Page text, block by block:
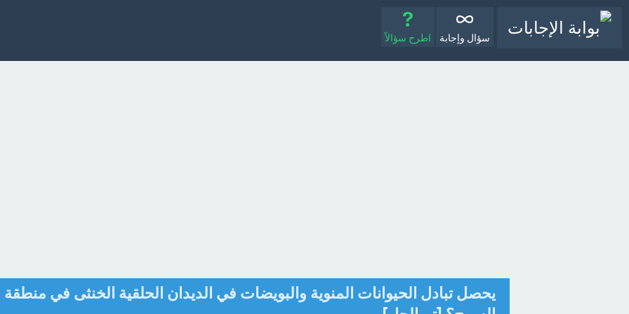
سؤال وإجابة اطرح سؤالاً
يحصل تبادل الحيوانات المنوية والبويضات في الديدان الحلقية الخنثى في منطقة